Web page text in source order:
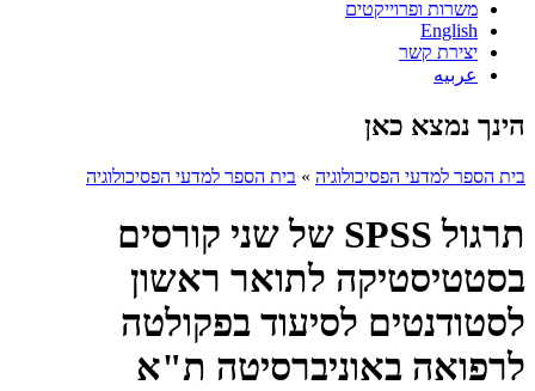
משרות ופרוייקטים
English
יצירת קשר
عربيه
הינך נמצא כאן
בית הספר למדעי הפסיכולוגיה » בית הספר למדעי הפסיכולוגיה
תרגול SPSS של שני קורסים
בסטטיסטיקה לתואר ראשון
לסטודנטים לסיעוד בפקולטה
לרפואה באוניברסיטה ת"א